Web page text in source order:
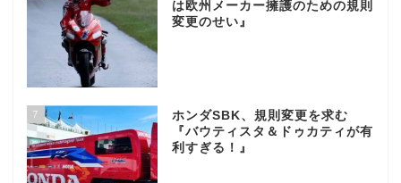
は欧州メーカー擁護のための規則
変更のせい』
7
ホンダSBK、規則変更を求む
『バウティスタ＆ドゥカティが有
利すぎる！』